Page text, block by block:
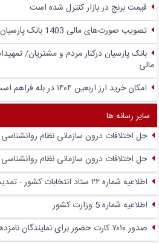
قیمت برنج در بازار کنترل شده است
تصویب صورت‌های مالی 1403 بانک پارسیان با تائید سهامداران
بانک پارسیان درکنار مردم و مشتریان/
مالی
امکان خرید ارز اربعین ۱۴۰۴ در بله فراهم است
سایر رسانه ها
حل اختلافات درون سازمانی نظام روانشناسی
حل اختلافات درون سازمانی نظام روانشناسی
اطلاعیه شماره ۲۲ ستاد انتخابات کشور - تمدید اخذ رای تا ساعت ۲۲
اطلاعیه شماره 5 وزارت کشور
صدور ۷۰۱۰ کارت حضور برای نمایندگان نامزدها در شعب اخذ رای تهران